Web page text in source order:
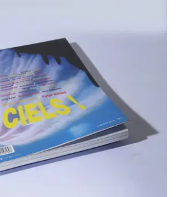
Area revue n°22 – Ciel!